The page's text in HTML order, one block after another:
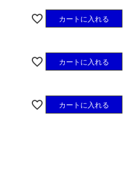
カートに入れる
カートに入れる
カートに入れる